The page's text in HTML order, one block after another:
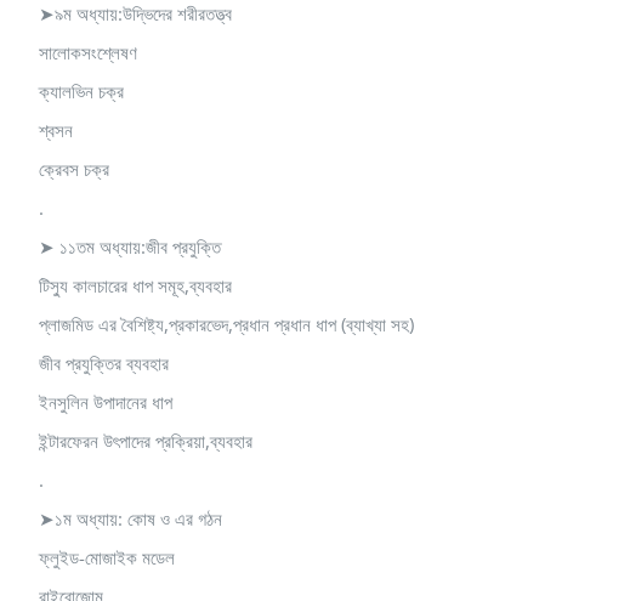
➤৯ম অধ্যায়:উদ্ভিদের শরীরতত্ত্ব
সালোকসংশ্লেষণ
ক্যালভিন চক্র
শ্বসন
ক্রেবস চক্র
.
➤ ১১তম অধ্যায়:জীব প্রযুক্তি
টিস্যু কালচারের ধাপ সমূহ,ব্যবহার
প্লাজমিড এর বৈশিষ্ট্য,প্রকারভেদ,প্রধান প্রধান ধাপ (ব্যাখ্যা সহ)
জীব প্রযুক্তির ব্যবহার
ইনসুলিন উপাদানের ধাপ
ইন্টারফেরন উৎপাদের প্রক্রিয়া,ব্যবহার
.
➤১ম অধ্যায়: কোষ ও এর গঠন
ফ্লুইড-মোজাইক মডেল
রাইবোজোম